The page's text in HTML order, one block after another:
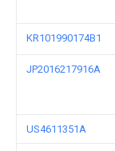
KR101990174B1
JP2016217916A
US4611351A